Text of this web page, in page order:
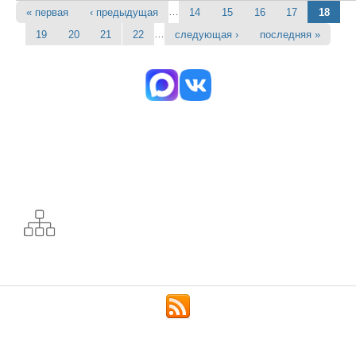
Страницы
« первая ‹ предыдущая 14 15 16 17
18
19
20 21 22 следующая › последняя »